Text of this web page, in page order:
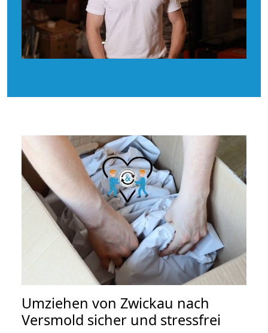
Umziehen von Zwickau nach
Versmold sicher und stressfrei